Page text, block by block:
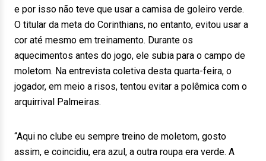
e por isso não teve que usar a camisa de goleiro verde.
O titular da meta do Corinthians, no entanto, evitou usar a
cor até mesmo em treinamento. Durante os
aquecimentos antes do jogo, ele subia para o campo de
moletom. Na entrevista coletiva desta quarta-feira, o
jogador, em meio a risos, tentou evitar a polêmica com o
arquirrival Palmeiras.
“Aqui no clube eu sempre treino de moletom, gosto
assim, e coincidiu, era azul, a outra roupa era verde. A